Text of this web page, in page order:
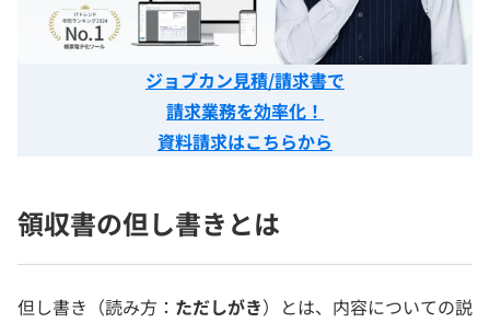
ジョブカン見積/請求書で
請求業務を効率化！
資料請求はこちらから
領収書の但し書きとは
但し書き（読み方： ただしがき）とは、内容についての説